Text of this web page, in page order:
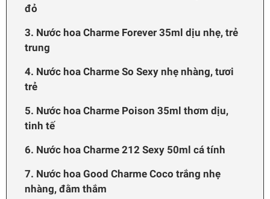
đỏ
3. Nước hoa Charme Forever 35ml dịu nhẹ, trẻ
trung
4. Nước hoa Charme So Sexy nhẹ nhàng, tươi
trẻ
5. Nước hoa Charme Poison 35ml thơm dịu,
tinh tế
6. Nước hoa Charme 212 Sexy 50ml cá tính
7. Nước hoa Good Charme Coco trắng nhẹ
nhàng, đằm thắm